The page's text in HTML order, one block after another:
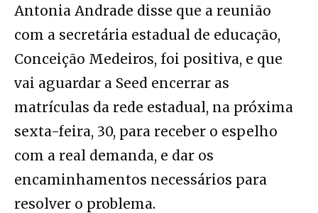
Antonia Andrade disse que a reunião
com a secretária estadual de educação,
Conceição Medeiros, foi positiva, e que
vai aguardar a Seed encerrar as
matrículas da rede estadual, na próxima
sexta-feira, 30, para receber o espelho
com a real demanda, e dar os
encaminhamentos necessários para
resolver o problema.